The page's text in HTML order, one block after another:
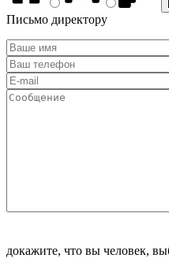
Письмо директору
докажите, что вы человек,